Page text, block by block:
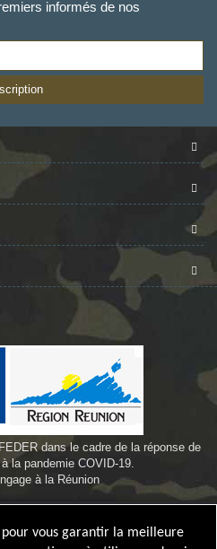
informés de nos
dans le cadre de la réponse de
la pandemie COVID-19.
à la Réunion
pour vous garantir la meilleure